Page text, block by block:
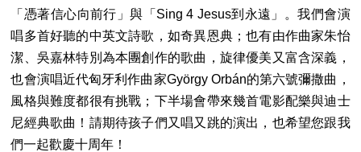
「憑著信心向前行」與「Sing 4 Jesus到永遠」。我們會演
唱多首好聽的中英文詩歌，如奇異恩典；也有由作曲家朱怡
潔、吳嘉林特別為本團創作的歌曲，旋律優美又富含深義，
也會演唱近代匈牙利作曲家György Orbán的第六號彌撒曲，
風格與難度都很有挑戰；下半場會帶來幾首電影配樂與迪士
尼經典歌曲！請期待孩子們又唱又跳的演出，也希望您跟我
們一起歡慶十周年！